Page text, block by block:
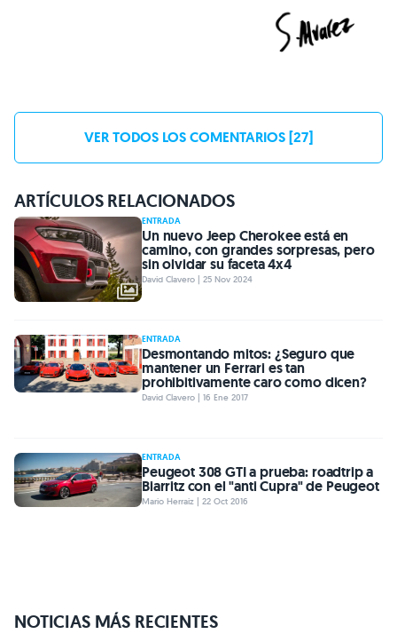
VER TODOS LOS COMENTARIOS [27]
ARTÍCULOS RELACIONADOS
ENTRADA
Un nuevo Jeep Cherokee está en
camino, con grandes sorpresas, pero
sin olvidar su faceta 4x4
David Clavero | 25 Nov 2024
ENTRADA
Desmontando mitos: ¿Seguro que
mantener un Ferrari es tan
prohibitivamente caro como dicen?
David Clavero | 16 Ene 2017
ENTRADA
Peugeot 308 GTI a prueba: roadtrip a
Biarritz con el "anti Cupra" de Peugeot
Mario Herraiz | 22 Oct 2016
NOTICIAS MÁS RECIENTES